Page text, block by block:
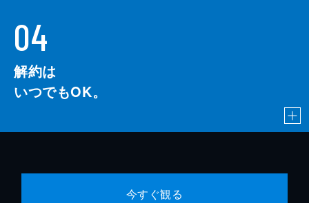
04
解約は
いつでもOK。
今すぐ観る